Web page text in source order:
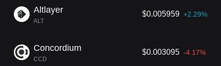
Altlayer
ALT
$0.005959 +2.29%
Concordium
CCD
$0.003095 -4.17%